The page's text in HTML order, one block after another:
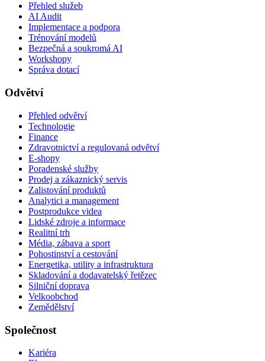
Přehled služeb
AI Audit
Implementace a podpora
Trénování modelů
Bezpečná a soukromá AI
Workshopy
Správa dotací
Odvětví
Přehled odvětví
Technologie
Finance
Zdravotnictví a regulovaná odvětví
E-shopy
Poradenské služby
Prodej a zákaznický servis
Zalistování produktů
Analytici a management
Postprodukce videa
Lidské zdroje a informace
Realitní trh
Média, zábava a sport
Pohostinství a cestování
Energetika, utility a infrastruktura
Skladování a dodavatelský řetězec
Silniční doprava
Velkoobchod
Zemědělství
Společnost
Kariéra